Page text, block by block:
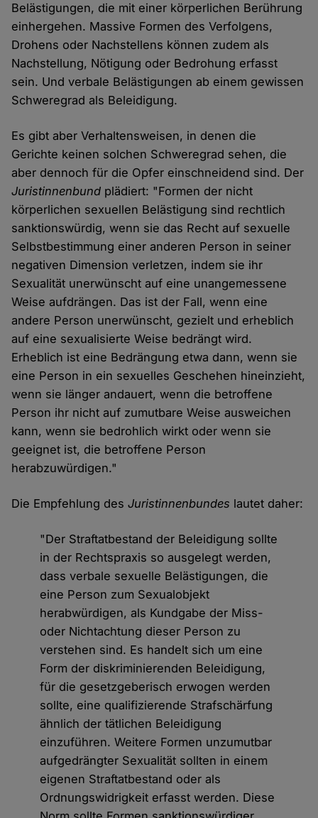
Belästigungen, die mit einer körperlichen Berührung
einhergehen. Massive Formen des Verfolgens,
Drohens oder Nachstellens können zudem als
Nachstellung, Nötigung oder Bedrohung erfasst
sein. Und verbale Belästigungen ab einem gewissen
Schweregrad als Beleidigung.
Es gibt aber Verhaltensweisen, in denen die
Gerichte keinen solchen Schweregrad sehen, die
aber dennoch für die Opfer einschneidend sind. Der
Juristinnenbund plädiert: "Formen der nicht
körperlichen sexuellen Belästigung sind rechtlich
sanktionswürdig, wenn sie das Recht auf sexuelle
Selbstbestimmung einer anderen Person in seiner
negativen Dimension verletzen, indem sie ihr
Sexualität unerwünscht auf eine unangemessene
Weise aufdrängen. Das ist der Fall, wenn eine
andere Person unerwünscht, gezielt und erheblich
auf eine sexualisierte Weise bedrängt wird.
Erheblich ist eine Bedrängung etwa dann, wenn sie
eine Person in ein sexuelles Geschehen hineinzieht,
wenn sie länger andauert, wenn die betroffene
Person ihr nicht auf zumutbare Weise ausweichen
kann, wenn sie bedrohlich wirkt oder wenn sie
geeignet ist, die betroffene Person
herabzuwürdigen."
Die Empfehlung desJuristinnenbundes lautet daher:
"Der Straftatbestand der Beleidigung sollte
in der Rechtspraxis so ausgelegt werden,
dass verbale sexuelle Belästigungen, die
eine Person zum Sexualobjekt
herabwürdigen, als Kundgabe der Miss-
oder Nichtachtung dieser Person zu
verstehen sind. Es handelt sich um eine
Form der diskriminierenden Beleidigung,
für die gesetzgeberisch erwogen werden
sollte, eine qualifizierende Strafschärfung
ähnlich der tätlichen Beleidigung
einzuführen. Weitere Formen unzumutbar
aufgedrängter Sexualität sollten in einem
eigenen Straftatbestand oder als
Ordnungswidrigkeit erfasst werden. Diese